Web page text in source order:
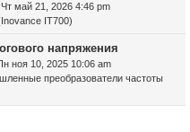
Чт май 21, 2026 4:46 pm
IT700)
напряжения
ноя 10, 2025 10:06 am
преобразователи частоты